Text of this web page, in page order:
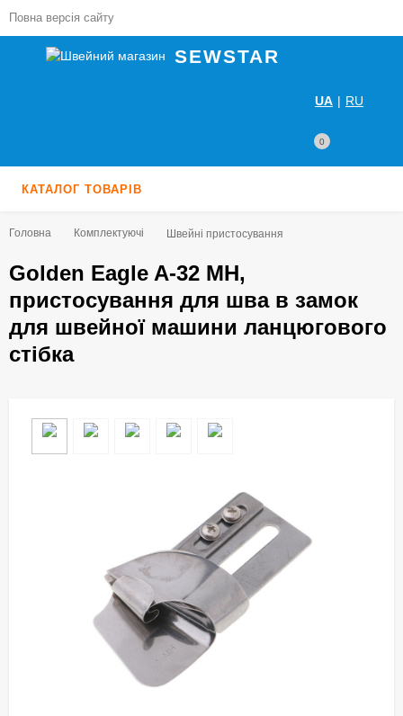
Повна версія сайту
UA | RU
0
SEWSTAR
КАТАЛОГ ТОВАРІВ
Головна Комплектуючі Швейні пристосування
Golden Eagle A-32 MH,
пристосування для шва в замок
для швейної машини ланцюгового
стібка